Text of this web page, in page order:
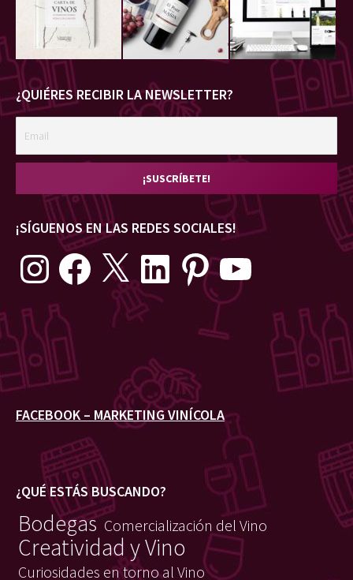
¿QUIÉRES RECIBIR LA NEWSLETTER?
¡SÍGUENOS EN LAS REDES SOCIALES!
Instagram Facebook LinkedIn PinterestYouTube
FACEBOOK – MARKETING VINÍCOLA
¿QUÉ ESTÁS BUSCANDO?
Bodegas Comercialización del Vino
Creatividad y Vino
Curiosidades en torno al Vino